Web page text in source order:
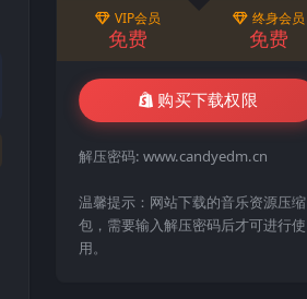
VIP会员
免费
终身会员
免费
购买下载权限
解压密码: www.candyedm.cn
温馨提示：网站下载的音乐资源压缩
包，需要输入解压密码后才可进行使
用。